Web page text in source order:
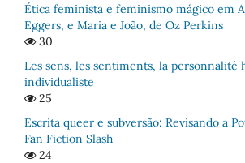
Ética feminista e feminismo mágico em
Eggers, e Maria e João, de Oz Perkins
30
Les sens, les sentiments, la personnalité
individualiste
25
Escrita queer e subversão: Revisando a
Fan Fiction Slash
24